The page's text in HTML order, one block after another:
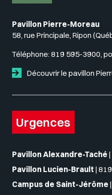
Pavillon Pierre-Moreau
58, rue Principale, Ripon
Téléphone: 819 595-3900,
Découvrir le pavillon
Urgences
Pavillon Alexandre-Taché |
Pavillon Lucien-Brault |
Campus de Saint-Jérôme |